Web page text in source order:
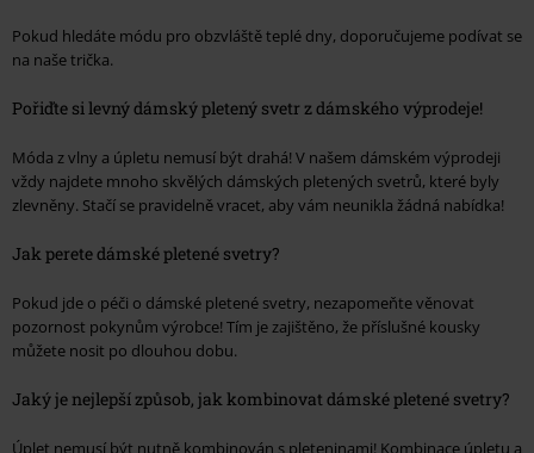
Pokud hledáte módu pro obzvláště teplé dny, doporučujeme podívat se
na naše trička.
Pořiďte si levný dámský pletený svetr z dámského výprodeje!
Móda z vlny a úpletu nemusí být drahá! V našem dámském výprodeji
vždy najdete mnoho skvělých dámských pletených svetrů, které byly
zlevněny. Stačí se pravidelně vracet, aby vám neunikla žádná nabídka!
Jak perete dámské pletené svetry?
Pokud jde o péči o dámské pletené svetry, nezapomeňte věnovat
pozornost pokynům výrobce! Tím je zajištěno, že příslušné kousky
můžete nosit po dlouhou dobu.
Jaký je nejlepší způsob, jak kombinovat dámské pletené svetry?
Úplet nemusí být nutně kombinován s pleteninami! Kombinace úpletu a